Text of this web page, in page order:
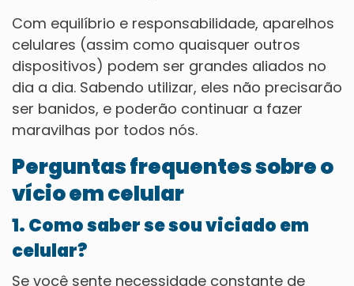
Com equilíbrio e responsabilidade, aparelhos
celulares (assim como quaisquer outros
dispositivos) podem ser grandes aliados no
dia a dia. Sabendo utilizar, eles não precisarão
ser banidos, e poderão continuar a fazer
maravilhas por todos nós.
Perguntas frequentes sobre o
vício em celular
1. Como saber se sou viciado em
celular?
Se você sente necessidade constante de